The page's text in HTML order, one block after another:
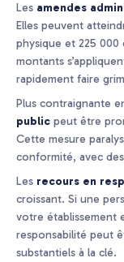
Les amendes
Elles peuvent
physique et 225
montants
rapidement faire
Plus contraignante
public peut être
Cette mesure
conformité, avec
Les recours en
croissant. Si une
votre établissement
responsabilité peut
substantiels à la clé.